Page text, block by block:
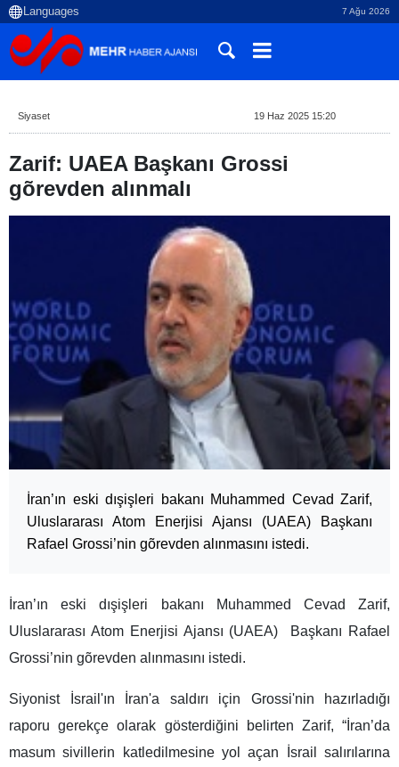
7 Ağu 2026
Siyaset 19 Haz 2025 15:20
Zarif: UAEA Başkanı Grossi
gõrevden alınmalı
İran’ın eski dışişleri bakanı Muhammed Cevad Zarif,
Uluslararası Atom Enerjisi Ajansı (UAEA) Başkanı
Rafael Grossi’nin gõrevden alınmasını istedi.
İran’ın eski dışişleri bakanı Muhammed Cevad Zarif,
Uluslararası Atom Enerjisi Ajansı (UAEA) Başkanı Rafael
Grossi’nin gõrevden alınmasını istedi.
Siyonist İsrail'ın İran'a saldırı için Grossi'nin hazırladığı
raporu gerekçe olarak gösterdiğini belirten Zarif, “İran’da
masum sivillerin katledilmesine yol açan İsrail salırılarına